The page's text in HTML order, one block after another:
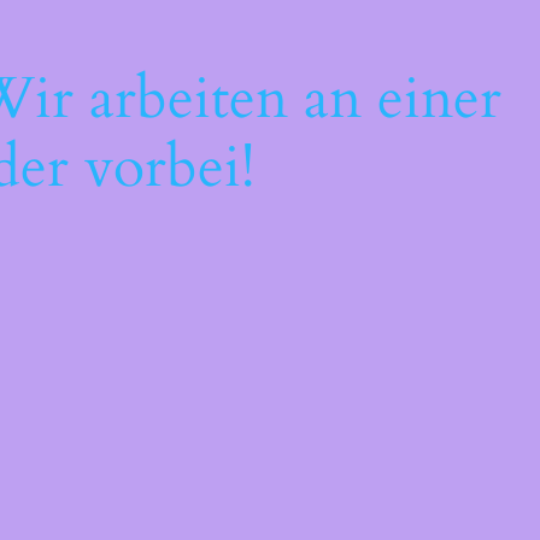
arbeiten an einer
vorbei!